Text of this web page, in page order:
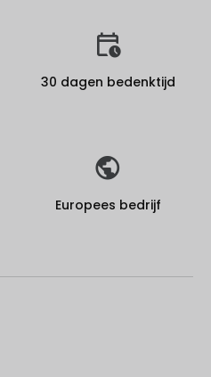
30 dagen bedenktijd
Europees bedrijf